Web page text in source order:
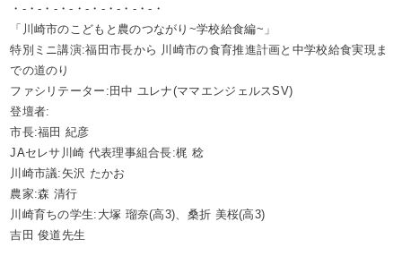
・-・-・-・-・-・-・-・-・-・
「川崎市のこどもと農のつながり~学校給食編~」
特別ミニ講演:福田市長から 川崎市の食育推進計画と中学校給食実現ま
での道のり
ファシリテーター:田中 ユレナ(ママエンジェルスSV)
登壇者:
市長:福田 紀彦
JAセレサ川崎 代表理事組合長:梶 稔
川崎市議:矢沢 たかお
農家:森 清行
川崎育ちの学生:大塚 瑠奈(高3)、桑折 美桜(高3)
吉田 俊道先生